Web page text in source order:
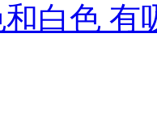
白色 有